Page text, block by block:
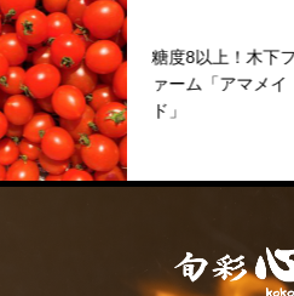
糖度8以上！木下フ
ァーム「アマメイ
ド」